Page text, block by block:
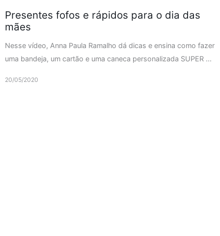
Presentes fofos e rápidos para o dia das
mães
Nesse vídeo, Anna Paula Ramalho dá dicas e ensina como fazer
uma bandeja, um cartão e uma caneca personalizada SUPER ...
20/05/2020